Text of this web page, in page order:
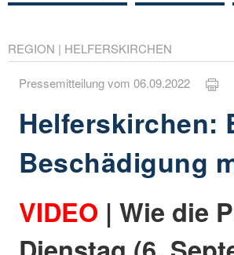
REGION | HELFERSKIRCHEN
Pressemitteilung vom 06.09.2022
Helferskirchen:
Beschädigung
VIDEO | Wie die